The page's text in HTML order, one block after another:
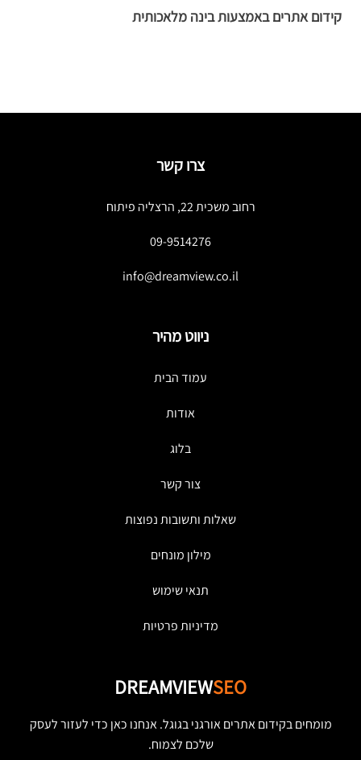
קידום אתרים באמצעות בינה מלאכותית
צרו קשר
רחוב משכית 22, הרצליה פיתוח
09-9514276
info@dreamview.co.il
ניווט מהיר
עמוד הבית
אודות
בלוג
צור קשר
שאלות ותשובות נפוצות
מילון מונחים
תנאי שימוש
מדיניות פרטיות
DREAMVIEWSEO
מומחים בקידום אתרים אורגני בגוגל. אנחנו כאן כדי לעזור לעסק
שלכם לצמוח.